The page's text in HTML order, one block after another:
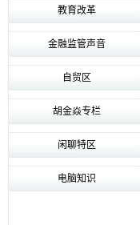
教育改革
金融监管声音
自贸区
胡金焱专栏
闲聊特区
电脑知识